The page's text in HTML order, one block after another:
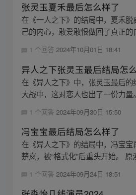
张灵玉夏禾最后怎么样了
在《一人之下》的结局中，夏禾
己的内心，敢爱敢恨做回了真正
1 个回答2024年10月01日 18:41
异人之下张灵玉最后结局怎
在《异人之下》中，张灵玉最后
大战中，这对恋人也出了一份力
1 个回答 2024年09月30日 15:50
冯宝宝最后结局怎么样了
在《异人之下》的结局中，冯宝
楚岚，被“格式化”后重头开始。
1 个回答 2024年09月24日 18:51